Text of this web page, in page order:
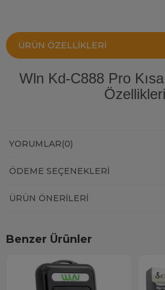
ÜRÜN ÖZELLIKLERI
Wln Kd-C888 Pro
Özellikleri
YORUMLAR(0)
ÖDEME SEÇENEKLERI
ÜRÜN ÖNERILERI
Benzer Ürünler